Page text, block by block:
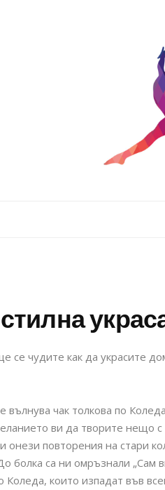
се чудите как да украсите
чак толкова по
ви да творите нещо
онези повторения на стари
болка са ни омръзнали „Сам
които изпадат във